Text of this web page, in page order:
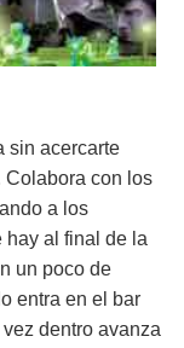
sin acercarte
Colabora con los
a los
hay al final de la
un poco de
entra en el bar
dentro avanza